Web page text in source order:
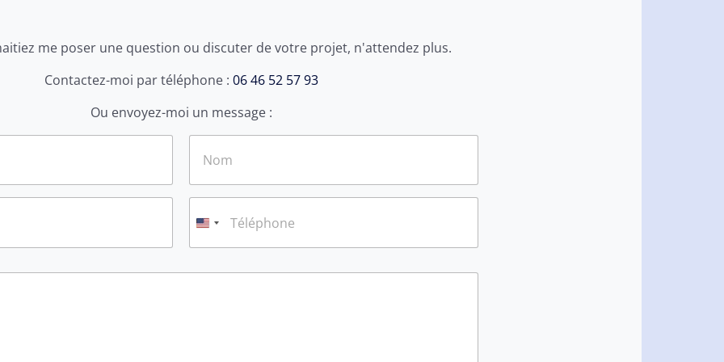
me poser une question ou discuter de votre projet, n'attendez plus.
Contactez-moi par téléphone : 06 46 52 57 93
Ou envoyez-moi un message :
T
é